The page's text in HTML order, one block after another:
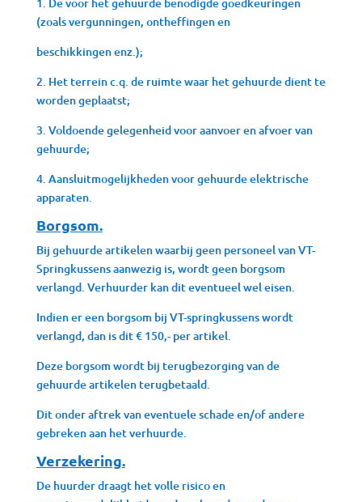
(zoals vergunningen, ontheffingen en
beschikkingen enz.);
2. Het terrein c.q. de ruimte waar het gehuurde dient te
worden geplaatst;
3. Voldoende gelegenheid voor aanvoer en afvoer van
gehuurde;
4. Aansluitmogelijkheden voor gehuurde elektrische
apparaten.
Borgsom.
Bij gehuurde artikelen waarbij geen personeel van VT-
Springkussens aanwezig is, wordt geen borgsom
verlangd. Verhuurder kan dit eventueel wel eisen.
Indien er een borgsom bij VT-springkussens wordt
verlangd, dan is dit € 150,- per artikel.
Deze borgsom wordt bij terugbezorging van de
gehuurde artikelen terugbetaald.
Dit onder aftrek van eventuele schade en/of andere
gebreken aan het verhuurde.
Verzekering.
De huurder draagt het volle risico en